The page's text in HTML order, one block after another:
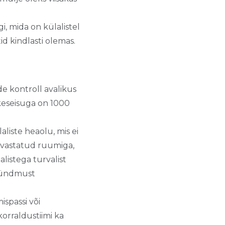
mida on külalistel
kindlasti olemas.
kontroll avalikus
on 1000
heaolu, mis ei
ruumiga,
turvalist
või
ka